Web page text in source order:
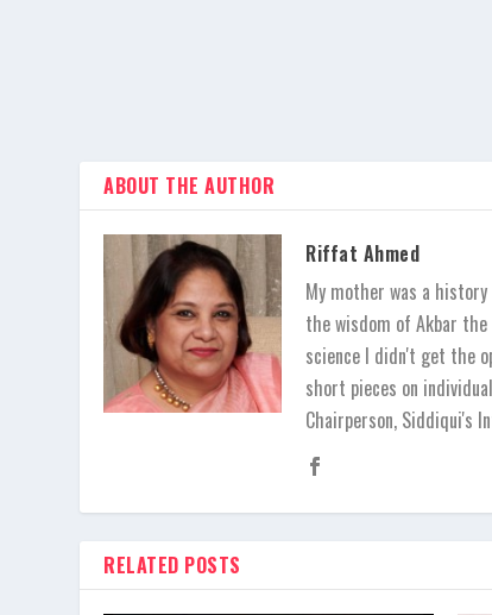
ABOUT THE AUTHOR
Riffat Ahmed
My mother was a
the wisdom of Akbar
science I didn't get the
short pieces on
Chairperson, Siddiqui's
RELATED POSTS